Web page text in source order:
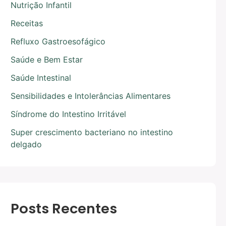
Nutrição Infantil
Receitas
Refluxo Gastroesofágico
Saúde e Bem Estar
Saúde Intestinal
Sensibilidades e Intolerâncias Alimentares
Síndrome do Intestino Irritável
Super crescimento bacteriano no intestino
delgado
Posts Recentes